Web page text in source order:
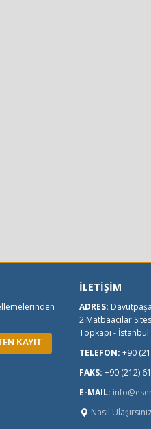
İLETİŞİM
ADRES:
2.Matbaacılar
Topkapı - İstanbul
TELEFON: +90
FAKS: +90 (212)
E-MAIL:
Nasıl